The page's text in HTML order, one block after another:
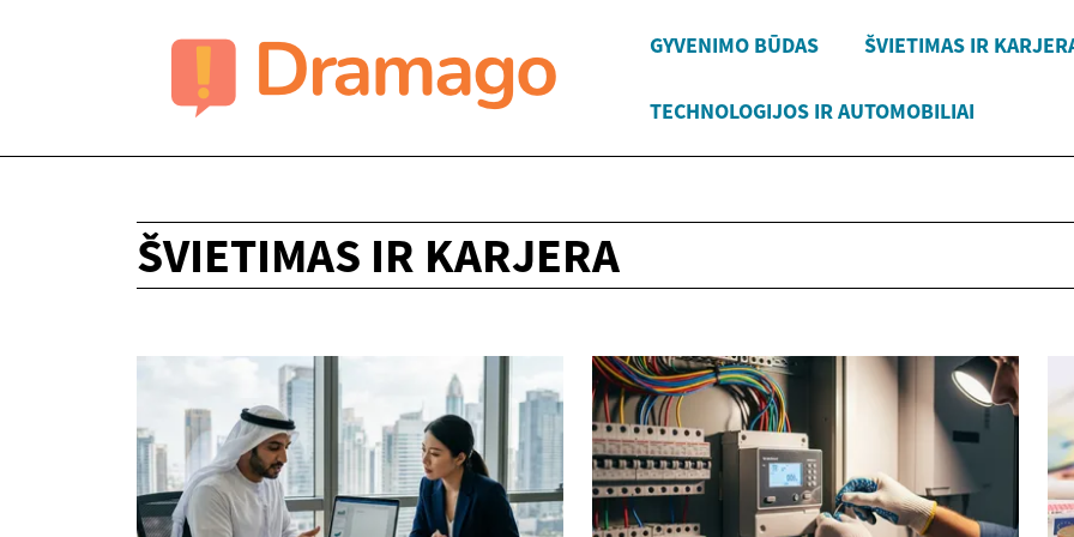
GYVENIMO BŪDAS ŠVIETIMAS IR
TECHNOLOGIJOS IR AUTOMOBILIAI
ŠVIETIMAS IR KARJERA